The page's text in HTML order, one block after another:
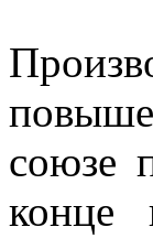
союзе
конце